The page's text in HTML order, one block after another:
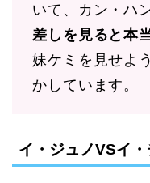
いて、カン・ハ
差しを見ると本
妹ケミを見せよ
かしています。
イ・ジュノVSイ